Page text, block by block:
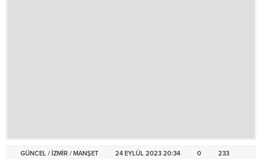
GÜNCEL /İZMİR /MANŞET 24 EYLÜL 2023 20:34 0 233